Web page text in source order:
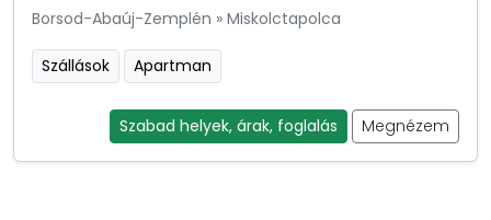
Borsod-Abaúj-Zemplén » Miskolctapolca
Szállások Apartman
Szabad helyek, árak, foglalás Megnézem